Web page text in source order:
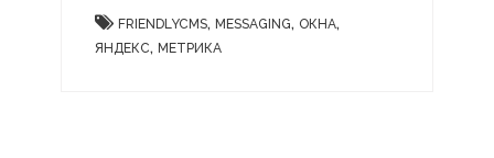
FRIENDLYCMS, MESSAGING, ОКНА,
ЯНДЕКС, МЕТРИКА